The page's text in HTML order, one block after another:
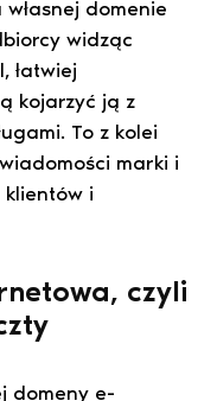
domenie
widząc
łatwiej
kojarzyć ją z
To z kolei
marki i
i
czyli
domeny e-